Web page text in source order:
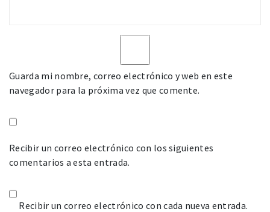
Guarda mi nombre, correo electrónico y web en este
navegador para la próxima vez que comente.
Recibir un correo electrónico con los siguientes
comentarios a esta entrada.
Recibir un correo electrónico con cada nueva entrada.